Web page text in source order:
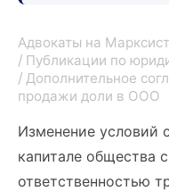
Адвокаты на
Публикации по
Дополнительное
продажи доли в ООО
Изменение условий
капитале общества
ответственностью